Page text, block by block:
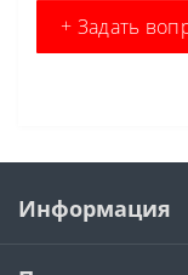
+ Задать
Информация